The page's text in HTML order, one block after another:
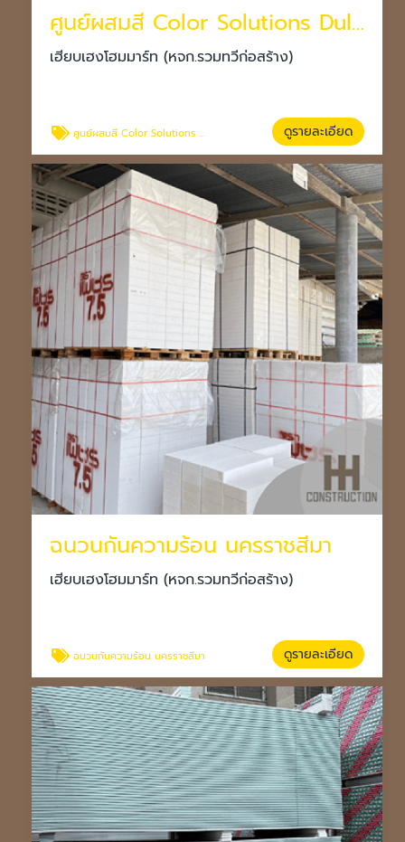
ศูนย์ผสมสี Color Solutions Dulux โคราช
เฮียบเฮงโฮมมาร์ท (หจก.รวมทวีก่อสร้าง)
ศูนย์ผสมสี Color Solutions Dulux โคราช ดูรายละเอียด
ฉนวนกันความร้อน นครราชสีมา
เฮียบเฮงโฮมมาร์ท (หจก.รวมทวีก่อสร้าง)
ฉนวนกันความร้อน นครราชสีมา ดูรายละเอียด